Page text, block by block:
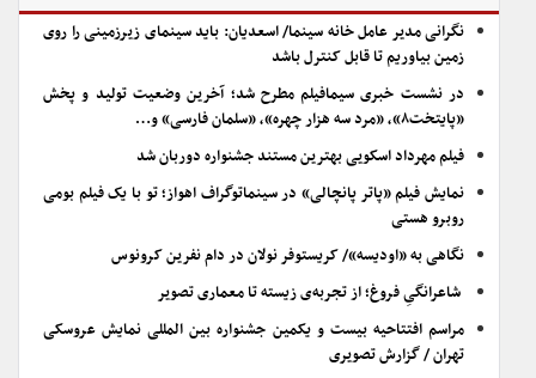
نگرانی مدیر عامل خانه سینما/ اسعدیان: باید سینمای زیرزمینی را روی
زمین بیاوریم تا قابل کنترل باشد
در نشست خبری سیمافیلم مطرح شد؛ آخرین وضعیت تولید و پخش
«پایتخت۸»، «مرد سه هزار چهره»، «سلمان فارسی» و…
فیلم مهرداد اسکویی بهترین مستند جشنواره دوربان شد
نمایش فیلم «پاتر پانچالی» در سینماتوگراف اهواز؛ تو با یک فیلم بومی
روبرو هستی
نگاهی به «اودیسه»/ کریستوفر نولان در دام نفرین کرونوس
شاعرانگیِ فروغ؛ از تجربه‌ی زیسته تا معماری تصویر
مراسم افتتاحیه بیست و یکمین جشنواره بین المللی نمایش عروسکی
تهران / گزارش تصویری